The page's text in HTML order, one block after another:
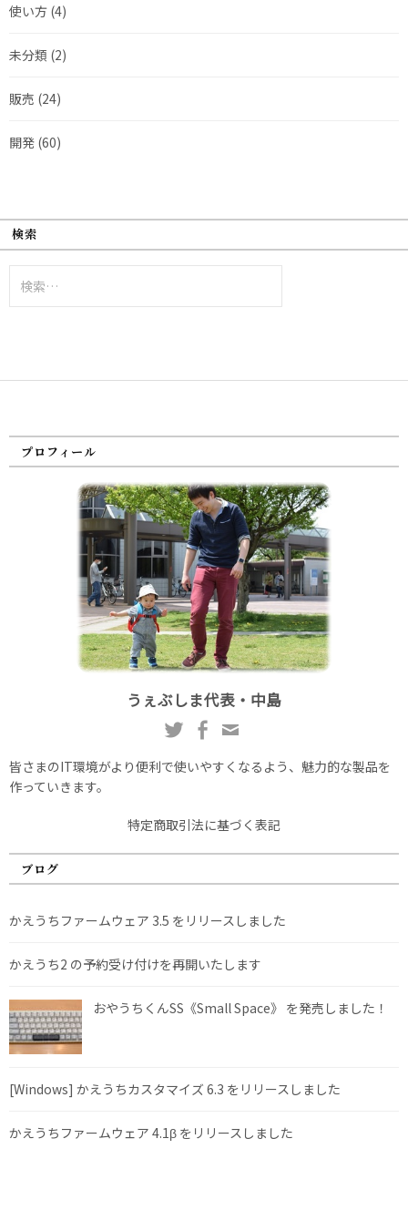
使い方 (4)
未分類 (2)
販売 (24)
開発 (60)
検索
索:
プロフィール
うぇぶしま代表・中島
皆さまのIT環境がより便利で使いやすくなるよう、魅力的な製品を
作っていきます。
特定商取引法に基づく表記
ブログ
かえうちファームウェア 3.5 をリリースしました
かえうち2 の予約受け付けを再開いたします
おやうちくんSS《Small Space》 を発売しました！
[Windows] かえうちカスタマイズ 6.3 をリリースしました
かえうちファームウェア 4.1β をリリースしました